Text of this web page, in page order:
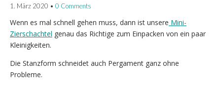
1. März 2020 • 0 Comments
Wenn es mal schnell gehen muss, dann ist unsere Mini-
Zierschachtel genau das Richtige zum Einpacken von ein paar
Kleinigkeiten.
Die Stanzform schneidet auch Pergament ganz ohne
Probleme.